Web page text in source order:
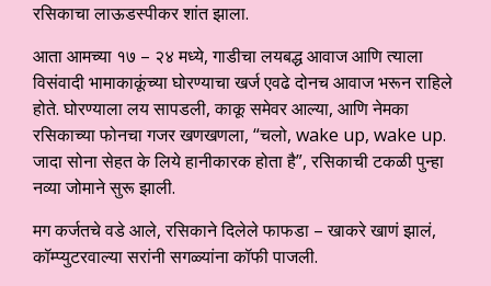
रसिकाचा लाऊडस्पीकर शांत झाला.
आता आमच्या १७ – २४ मध्ये, गाडीचा लयबद्ध आवाज आणि त्याला
विसंवादी भामाकाकूंच्या घोरण्याचा खर्ज एवढे दोनच आवाज भरून राहिले
होते. घोरण्याला लय सापडली, काकू समेवर आल्या, आणि नेमका
रसिकाच्या फोनचा गजर खणखणला, “चलो, wake up, wake up.
जादा सोना सेहत के लिये हानीकारक होता है”, रसिकाची टकळी पुन्हा
नव्या जोमाने सुरू झाली.
मग कर्जतचे वडे आले, रसिकाने दिलेले फाफडा – खाकरे खाणं झालं,
कॉम्प्युटरवाल्या सरांनी सगळ्यांना कॉफी पाजली.